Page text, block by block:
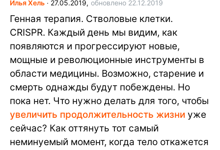
Илья Хель ∙ 27.05.2019, обновлено 22.12.2019
Генная терапия. Стволовые клетки.
CRISPR. Каждый день мы видим, как
появляются и прогрессируют новые,
мощные и революционные инструменты в
области медицины. Возможно, старение и
смерть однажды будут побеждены. Но
пока нет. Что нужно делать для того, чтобы
увеличить продолжительность жизни уже
сейчас? Как оттянуть тот самый
неминуемый момент, когда тело откажется